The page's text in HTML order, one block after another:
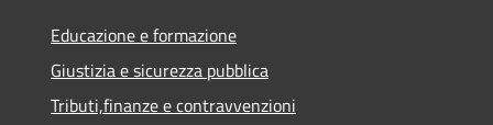
Educazione e formazione
Giustizia e sicurezza pubblica
Tributi,finanze e contravvenzioni